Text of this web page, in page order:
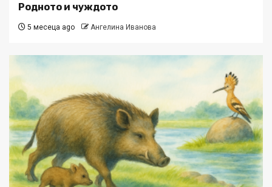
Родното и чуждото
5 месеца ago Ангелина Иванова